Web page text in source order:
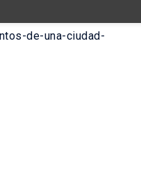
de-una-ciudad-